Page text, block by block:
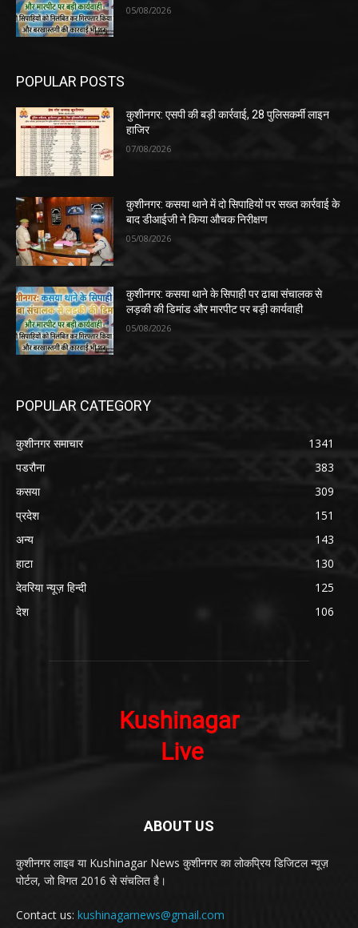
05/08/2026
POPULAR POSTS
कुशीनगर: एसपी की बड़ी कार्रवाई, 28 पुलिसकर्मी लाइन
हाजिर
07/08/2026
कुशीनगर: कसया थाने में दो सिपाहियों पर सख्त कार्रवाई के
बाद डीआईजी ने किया औचक निरीक्षण
05/08/2026
कुशीनगर: कसया थाने के सिपाही पर ढाबा संचालक से
लड़की की डिमांड और मारपीट पर बड़ी कार्यवाही
05/08/2026
POPULAR CATEGORY
कुशीनगर समाचार
1341
पडरौना
383
कसया
309
प्रदेश
151
अन्य
143
हाटा
130
देवरिया न्यूज़ हिन्दी
125
देश
106
ABOUT US
कुशीनगर लाइव या Kushinagar News कुशीनगर का लोकप्रिय डिजिटल न्यूज़
पोर्टल, जो विगत 2016 से संचलित है।
Contact us: kushinagarnews@gmail.com